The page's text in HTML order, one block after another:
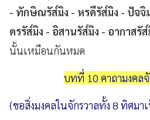
- ทักษิณรัส๎มิง - หรดีรัส๎มิง - ปัจจิ
ดรรัส๎มิง - อิสานรัส๎มิง - อากาสรั
นั้นเหมือนกันหมด
บทที่ 10 คาถามงคล
(ขอสิ่งมงคลในจักรวาลทั้ง 8 ทิศม